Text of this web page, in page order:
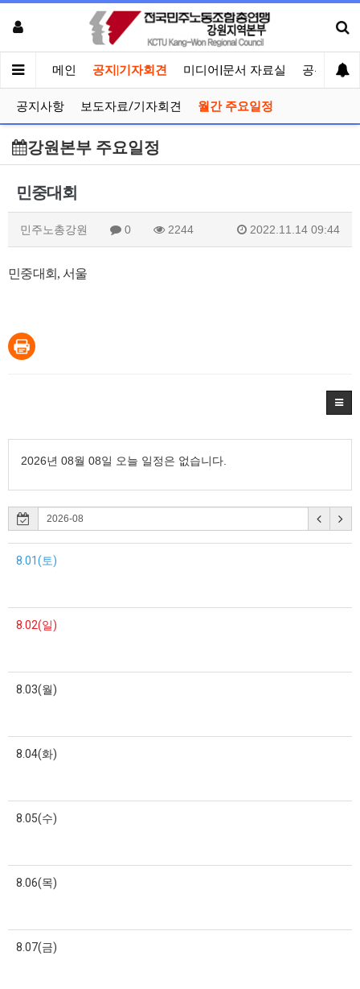
메인 공지|기자회견 미디어|문서 자료실 공유게시
공지사항 보도자료/기자회견 월간 주요일정
강원본부 주요일정
민중대회
민주노총강원 0 2244 2022.11.14 09:44
민중대회 ,서울
2026년 08월 08일 오늘 일정은 없습니다.
8.01(토)
8.02(일)
8.03(월)
8.04(화)
8.05(수)
8.06(목)
8.07(금)